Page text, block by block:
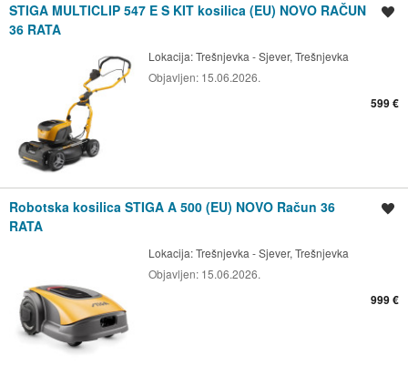
STIGA MULTICLIP 547 E S KIT kosilica (EU) NOVO RAČUN
36 RATA
Lokacija:Trešnjevka - Sjever, Trešnjevka
Objavljen: 15.06.2026.
599 €
Robotska kosilica STIGA A 500 (EU) NOVO Račun 36
RATA
Lokacija:Trešnjevka - Sjever, Trešnjevka
Objavljen: 15.06.2026.
999 €